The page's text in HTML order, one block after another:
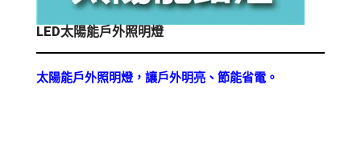
LED太陽能戶外照明燈
太陽能戶外照明燈，讓戶外明亮、節能省電。